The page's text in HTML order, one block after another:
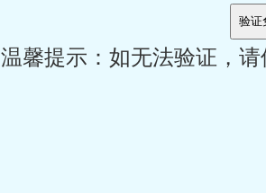
温馨提示：如无法验证，请